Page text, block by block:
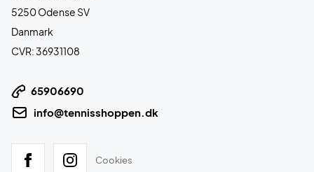
5250 Odense SV
Danmark
CVR: 36931108
65906690
info@tennisshoppen.dk
Cookies